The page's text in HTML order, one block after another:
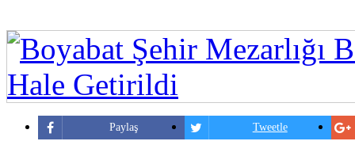
Paylaş Tweetle